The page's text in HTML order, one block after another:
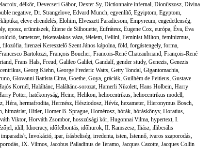
, délkör, Devecseri Gábor, Dexter Sy, Dictionnaire infernal, Dionüszosz, Divina
negative, Dr. Strangelove, Edvard Munch, egyenlítő, Egyiptom, Egyptom,
, eleve elrendelés, Elohim, Elveszett Paradicsom, Empyreum, engedetlenség,
, eposz, erünniszek, Étiene de Silhouette, Eufrátesz, Eugene Cox, európa, Éva, Eva
, fametszet, feketealakos váza, félelem, Fellini, Feminist Milton, feminizmus,
, filozófia, firenzei Keresztelő Szent János kápolna, föld, forgástengely, forma,
Bartolozzi, François Boucher, Francois-René Chateaubriand, François-René
, Frans Hals, Freud, Galileo Galilei, Gandalf, gender study, Genezis, Genezis
, Georg Kiehn, George Frederic Watts, Getty Tondal, Gigantomachia,
, Giovanni Battista Cima, Goethe, Goya, gráciák, Guilhèm de Peitieus, Gustave
Kornél, Haláltánc, Haláltánc-sorozat, Hamerli Nikolett, Hans Holbein, Harry
Potter, hatékonyság, Heine, Helikon, heliocentrikus, heliocentrikus modell,
, Héra, hermafrodita, Hermész, Hésziodosz, Hévíz, hexameter, Hieronymus Bosch,
, hímzárlat, Hitler, Homer B. Sprague, Homérosz, hórák, hóráskönyv, Horatius,
Viktor, Horváth Zsombor, hosszúsági kör, Hugonnai Vilma, hypertext, I.
, idill, Idiocracy, időfelbontás, időhurok, II. Ramszesz, Iliász, illiberális
imparadis't, Invokáció, ipar, írásbeliség, irredenta, isten, Istennő, ivaros szaporodás,
, IX. Vilmos, Jacobus Palladinus de Teramo, Jacques Cazotte, Jacques Collin